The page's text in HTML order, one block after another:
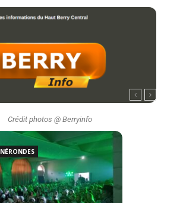
Crédit photos @ Berryinfo
NÉRONDES